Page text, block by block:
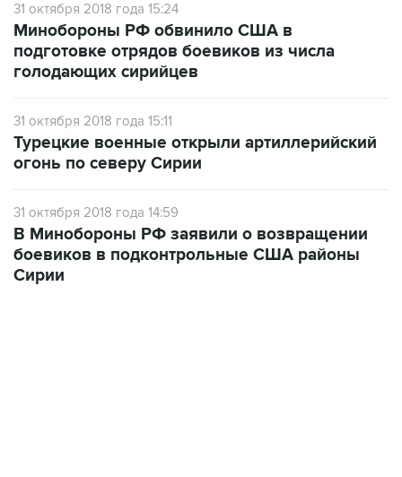
31 октября 2018 года 15:24
Минобороны РФ обвинило США в
подготовке отрядов боевиков из числа
голодающих сирийцев
31 октября 2018 года 15:11
Турецкие военные открыли артиллерийский
огонь по северу Сирии
31 октября 2018 года 14:59
В Минобороны РФ заявили о возвращении
боевиков в подконтрольные США районы
Сирии